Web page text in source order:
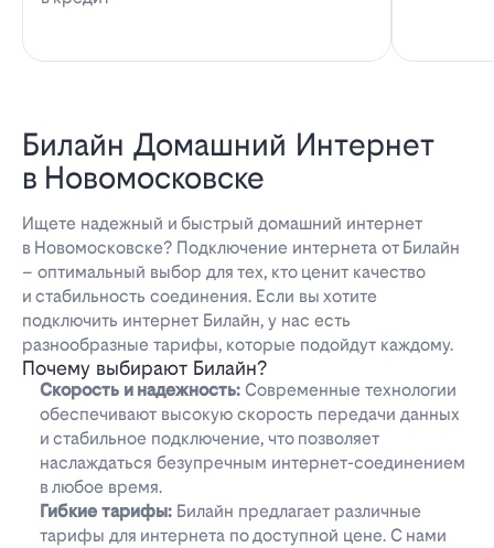
Билайн Домашний Интернет
в Новомосковске
Ищете надежный и быстрый домашний интернет
в Новомосковске? Подключение интернета от Билайн
– оптимальный выбор для тех, кто ценит качество
и стабильность соединения. Если вы хотите
подключить интернет Билайн, у нас есть
разнообразные тарифы, которые подойдут каждому.
Почему выбирают Билайн?
Скорость и надежность: Современные технологии
обеспечивают высокую скорость передачи данных
и стабильное подключение, что позволяет
наслаждаться безупречным интернет-соединением
в любое время.
Гибкие тарифы: Билайн предлагает различные
тарифы для интернета по доступной цене. С нами